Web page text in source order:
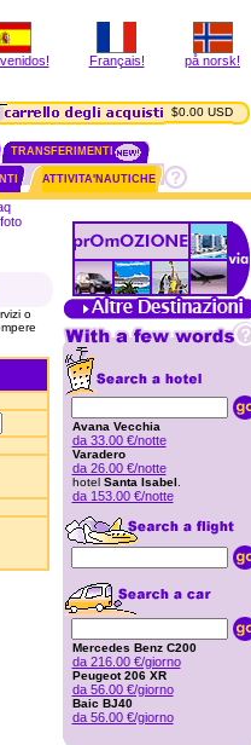
Français! på norsk!
$0.00 USD
TRANSFERIMENTI
ATTIVITA'NAUTICHE
o
Avana Vecchia
da 33.00 €/notte
Varadero
da 26.00 €/notte
hotel Santa Isabel
da 153.00 €/notte
Mercedes Benz C200
da 216.00 €/giorno
Peugeot 206 XR
da 56.00 €/giorno
Baic BJ40
da 56.00 €/giorno